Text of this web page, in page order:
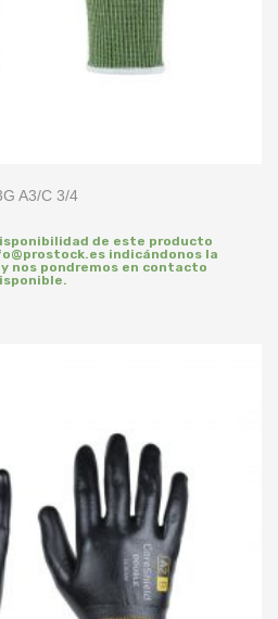
A3/C 3/4
de este producto
indicándonos la
nos pondremos en contacto